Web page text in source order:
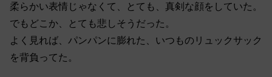
柔らかい表情じゃなくて、とても、真剣な顔をしていた。
でもどこか、とても悲しそうだった。
よく見れば、パンパンに膨れた、いつものリュックサック
を背負ってた。